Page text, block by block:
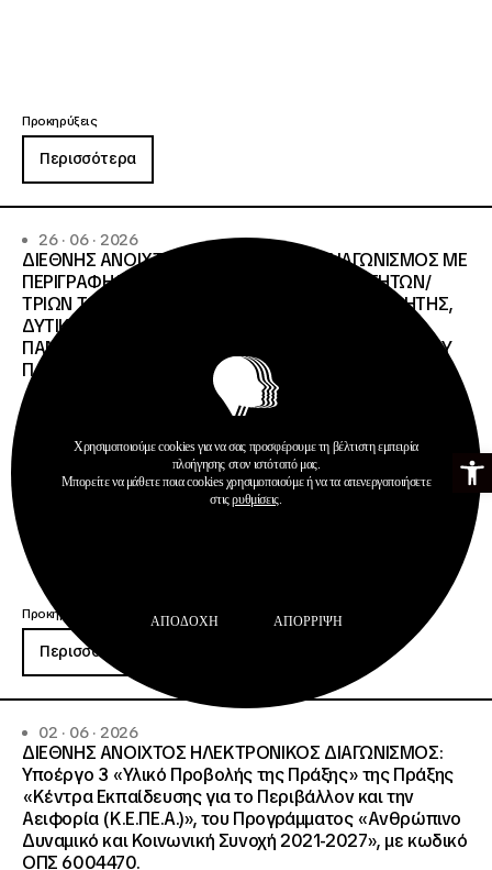
Ανοίξτε
Προκηρύξεις
Περισσότερα
26 · 06 · 2026
ΔΙΕΘΝΗΣ ΑΝΟΙΧΤΟΣ ΗΛΕΚΤΡΟΝΙΚΟΣ ΔΙΑΓΩΝΙΣΜΟΣ ΜΕ
ΠΕΡΙΓΡΑΦΗ:ΥΠΗΡΕΣΙΕΣ ΣΤΕΓΑΣΗΣ ΤΩΝ ΦΟΙΤΗΤΩΝ/
ΤΡΙΩΝ ΤΩΝ ΠΑΝΕΠΙΣΤΗΜΙΑΚΩΝ ΙΔΡΥΜΑΤΩΝ KΡΗΤΗΣ,
ΔΥΤΙΚΗΣ ΜΑΚΕΔΟΝΙΑΣ, ΔΗΜΟΚΡΙΤΕΙΟΥ
ΠΑΝΕΠΙΣΤΗΜΙΟΥ ΘΡΑΚΗΣ, ΕΛΛΗΝΙΚΟΥ ΜΕΣΟΓΕΙΑΚΟΥ
ΠΑΝΕΠΙΣΤΗΜΙΟΥ, ΠΑΤΡΩΝ
Προκηρύξεις
Περισσότερα
02 · 06 · 2026
ΔΙΕΘΝΗΣ ΑΝΟΙΧΤΟΣ ΗΛΕΚΤΡΟΝΙΚΟΣ ΔΙΑΓΩΝΙΣΜΟΣ:
Υποέργο 3 «Υλικό Προβολής της Πράξης» της Πράξης
«Κέντρα Εκπαίδευσης για το Περιβάλλον και την
Αειφορία (Κ.Ε.ΠΕ.Α.)», του Προγράμματος «Ανθρώπινο
Δυναμικό και Κοινωνική Συνοχή 2021-2027», με κωδικό
ΟΠΣ 6004470.
Χρησιμοποιούμε cookies για να σας προσφέρουμε τη βέλτιστη εμπειρία
πλοήγησης στον ιστότοπό μας.
Μπορείτε να μάθετε ποια cookies χρησιμοποιούμε ή να τα απενεργοποιήσετε
στιςρυθμίσεις.
ΑΠΟΔΟΧΉ ΑΠΌΡΡΙΨΗ